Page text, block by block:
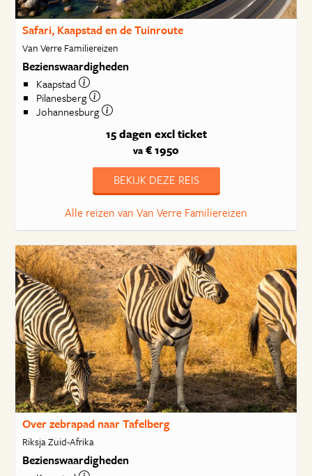
Safari, Kaapstad en de Tuinroute
Van Verre Familiereizen
Bezienswaardigheden
Kaapstad
Pilanesberg
Johannesburg
15 dagen excl ticket
va € 1950
BEKIJK DEZE REIS
Alle reizen van Van Verre Familiereizen
Over zebrapad naar Tafelberg
Riksja Zuid-Afrika
Bezienswaardigheden